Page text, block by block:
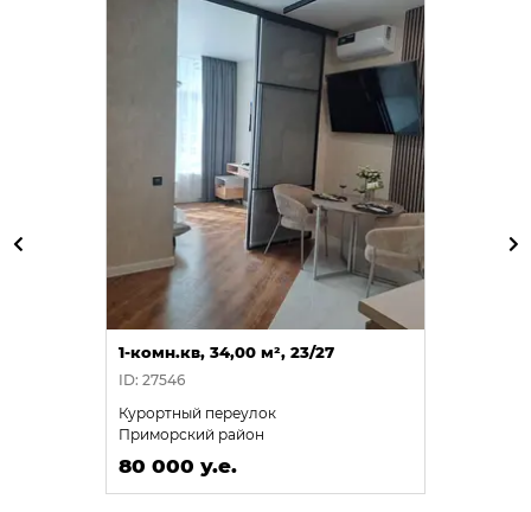
1-комн.кв, 34,00 м², 23/27
ID: 27546
Курортный переулок
Приморский район
80 000 у.е.